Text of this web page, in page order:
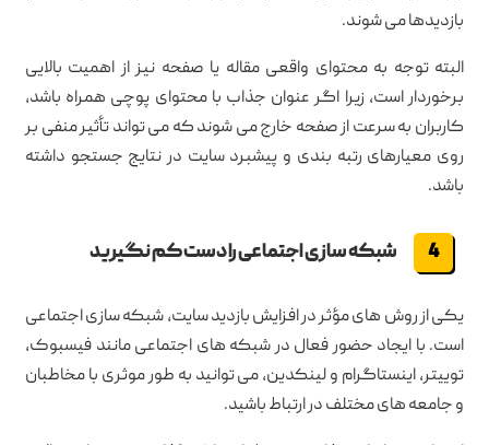
بازدیدها می شوند.
البته توجه به محتوای واقعی مقاله یا صفحه نیز از اهمیت بالایی
برخوردار است، زیرا اگر عنوان جذاب با محتوای پوچی همراه باشد،
کاربران به سرعت از صفحه خارج می شوند که می تواند تأثیر منفی بر
روی معیارهای رتبه بندی و پیشبرد سایت در نتایج جستجو داشته
باشد.
شبکه سازی اجتماعی را دست کم نگیرید
یکی از روش های مؤثر در افزایش بازدید سایت، شبکه سازی اجتماعی
است. با ایجاد حضور فعال در شبکه های اجتماعی مانند فیسبوک،
توییتر، اینستاگرام و لینکدین، می توانید به طور موثری با مخاطبان
و جامعه های مختلف در ارتباط باشید.